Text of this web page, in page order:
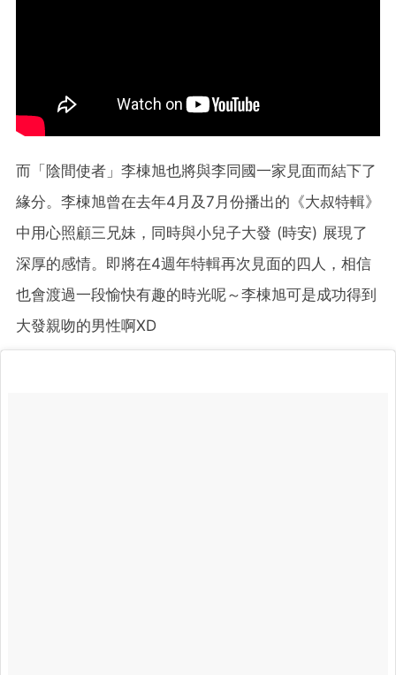
而「陰間使者」李棟旭也將與李同國一家見面而結下了
緣分。李棟旭曾在去年4月及7月份播出的《大叔特輯》
中用心照顧三兄妹，同時與小兒子大發 (時安) 展現了
深厚的感情。即將在4週年特輯再次見面的四人，相信
也會渡過一段愉快有趣的時光呢～李棟旭可是成功得到
大發親吻的男性啊XD